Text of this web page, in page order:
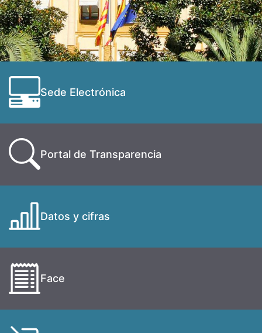
Sede Electrónica
Portal de Transparencia
Datos y cifras
Face